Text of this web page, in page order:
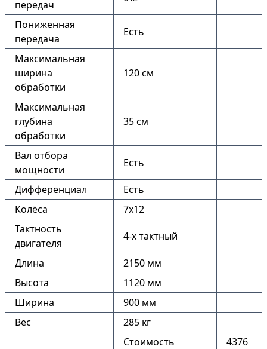
передач
Пониженная
передача
Есть
Максимальная
ширина
обработки
120 см
Максимальная
глубина
обработки
35 см
Вал отбора
мощности
Есть
Дифференциал
Есть
Колёса
7х12
Тактность
двигателя
4-х тактный
Длина
2150 мм
Высота
1120 мм
Ширина
900 мм
Вес
285 кг
Стоимость
4376